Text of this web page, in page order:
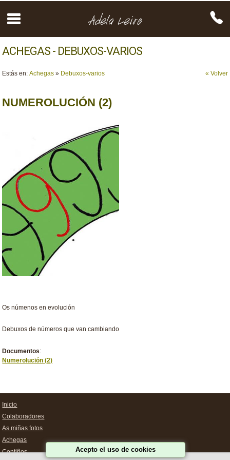
ACHEGAS - DEBUXOS-VARIOS
« Volver
Estás en:Achegas » Debuxos-varios
NUMEROLUCIÓN (2)
Os númenos en evolución
Debuxos de números que van cambiando
Documentos:
Numerolución (2)
Inicio
Colaboradores
As miñas fotos
Achegas
Contiños
Acepto el uso de cookies